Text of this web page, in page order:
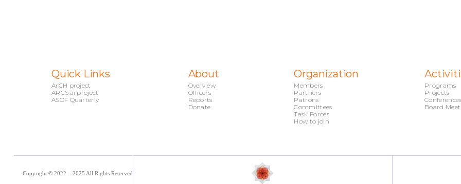
Quick Links
ArCH project
ARCS.ai project
ASOF Quarterly
About
Overview
Officers
Reports
Donate
Organization
Members
Partners
Patrons
Committees
Task Forces
How to join
Programs
Projects
Board
Copyright © 2022 – 2025 All Rights Reserved